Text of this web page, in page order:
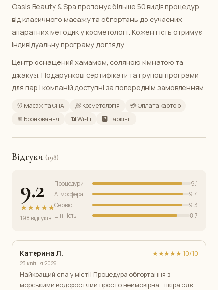
Oasis Beauty & Spa пропонує більше 50 видів процедур:
від класичного масажу та обгортань до сучасних
апаратних методик у косметології. Кожен гість отримує
індивідуальну програму догляду.
Центр оснащений хамамом, соляною кімнатою та
джакузі. Подарункові сертифікати та групові програми
для пар і компаній доступні за попереднім замовленням.
💆 Масаж та СПА 🧖 Косметологія
💳 Оплата картою
📅 Бронювання
📶 Wi-Fi 🅿️ Паркінг
Відгуки (198)
9.2
★★★★★
198 відгуків
Процедури
9.1
Атмосфера
9.4
Сервіс
9.3
Цінність
8.7
Катерина Л.
23 квітня 2026
★★★★★ 10/10
Найкращий спа у місті! Процедура обгортання з
морськими водоростями просто неймовірна, шкіра сяє.